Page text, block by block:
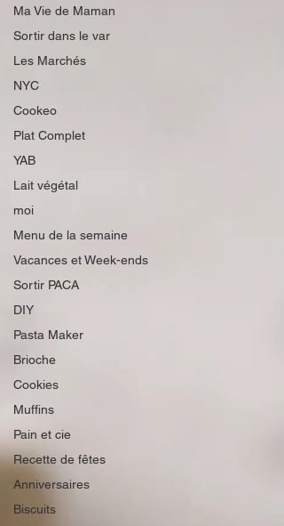
Ma Vie de Maman
Sortir dans le var
Les Marchés
NYC
Cookeo
Plat Complet
YAB
Lait végétal
moi
Menu de la semaine
Vacances et Week-ends
Sortir PACA
DIY
Pasta Maker
Brioche
Cookies
Muffins
Pain et cie
Recette de fêtes
Anniversaires
Biscuits